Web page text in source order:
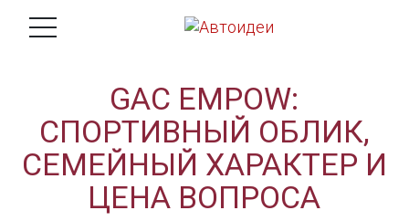
GAC EMPOW:
СПОРТИВНЫЙ ОБЛИК,
СЕМЕЙНЫЙ ХАРАКТЕР И
ЦЕНА ВОПРОСА